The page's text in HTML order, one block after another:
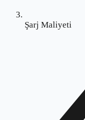
Şarj Maliyeti